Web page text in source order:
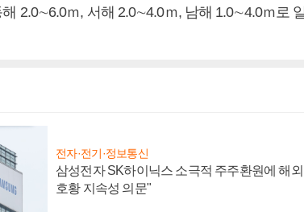
2.0∼6.0ｍ, 서해 2.0∼4.0ｍ, 남해 1.0∼4.0ｍ로
전자·전기·정보통신
삼성전자 SK하이닉스 소극적 주주환원에 해
호황 지속성 의문"